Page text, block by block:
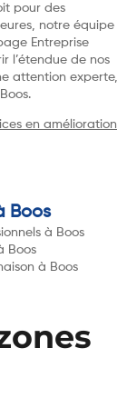
pour des
notre équipe
Entreprise
l’étendue de nos
attention experte,
en amélioration
Boos
à Boos
Boos
à Boos